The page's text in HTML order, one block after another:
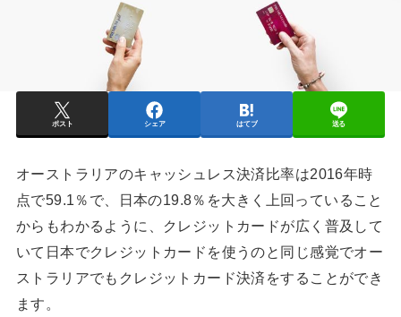
ポスト シェア はてブ 送る
オーストラリアのキャッシュレス決済比率は2016年時
点で59.1％で、日本の19.8％を大きく上回っていること
からもわかるように、クレジットカードが広く普及して
いて日本でクレジットカードを使うのと同じ感覚でオー
ストラリアでもクレジットカード決済をすることができ
ます。